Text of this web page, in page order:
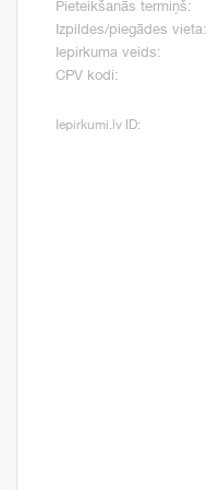
Pieteikšanās termiņš:
Izpildes/piegādes vieta:
Iepirkuma veids:
CPV kodi:
Iepirkumi.lv ID: